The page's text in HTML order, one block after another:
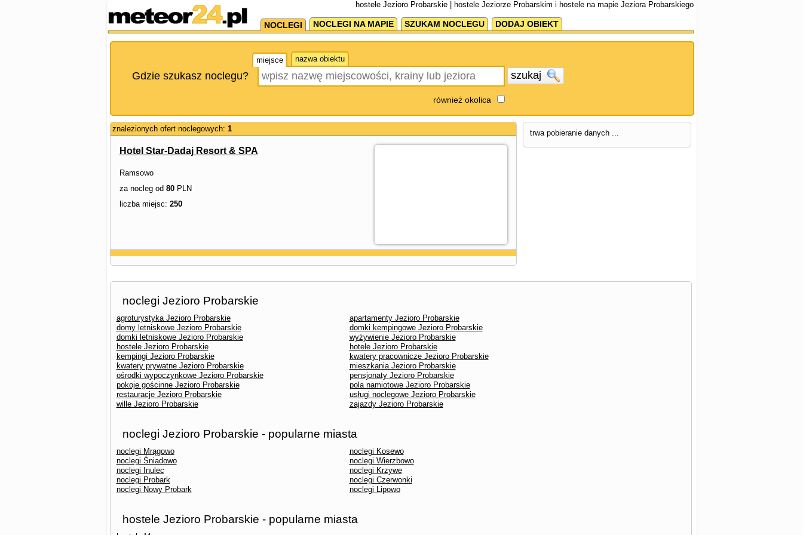
hostele Jezioro Probarskie | hostele Jeziorze Probarskim i hostele na mapie Jeziora Probarskiego
NOCLEGI NOCLEGI NA MAPIE SZUKAM NOCLEGU DODAJ OBIEKT
miejsce nazwa obiektu
Gdzie szukasz noclegu? szukaj
również okolica
znalezionych ofert noclegowych: 1
Hotel Star-Dadaj Resort & SPA
Ramsowo
za nocleg od 80PLN
liczba miejsc: 250
trwa pobieranie danych ...
noclegi Jezioro Probarskie
agroturystyka Jezioro Probarskie
apartamenty Jezioro Probarskie
domy letniskowe Jezioro Probarskie
domki kempingowe Jezioro Probarskie
domki letniskowe Jezioro Probarskie
wyżywienie Jezioro Probarskie
hostele Jezioro Probarskie
hotele Jezioro Probarskie
kempingi Jezioro Probarskie
kwatery pracownicze Jezioro Probarskie
kwatery prywatne Jezioro Probarskie
mieszkania Jezioro Probarskie
ośrodki wypoczynkowe Jezioro Probarskie
pensjonaty Jezioro Probarskie
pokoje gościnne Jezioro Probarskie
pola namiotowe Jezioro Probarskie
restauracje Jezioro Probarskie
usługi noclegowe Jezioro Probarskie
wille Jezioro Probarskie
zajazdy Jezioro Probarskie
noclegi Jezioro Probarskie - popularne miasta
noclegi Mrągowo
noclegi Kosewo
noclegi Śniadowo
noclegi Wierzbowo
noclegi Inulec
noclegi Krzywe
noclegi Probark
noclegi Czerwonki
noclegi Nowy Probark
noclegi Lipowo
hostele Jezioro Probarskie - popularne miasta